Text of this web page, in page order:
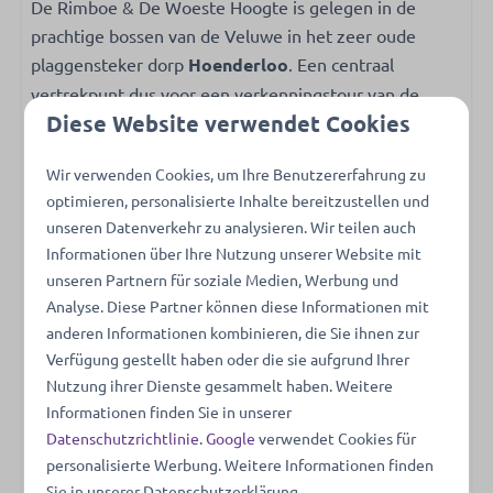
De Rimboe & De Woeste Hoogte is gelegen in de
prachtige bossen van de Veluwe in het zeer oude
plaggensteker dorp Hoenderloo. Een centraal
vertrekpunt dus voor een verkenningstour van de
omgeving. Voor wandelaars, fietsers en natuur- en
U wordtomringd door natuur , bossen en u kunt hier
in alle stilte het wild eens goed bekijken. Op nog geen
4 km afstand bevindt u zich al bij de ingang vanHet
Nationale Park De Hoge Veluwe
. Het Kröller-Müller
Museum en het Jachthuis Sint Hubertus zijn zeker het
bezoeken waard. Een dagje shoppen? Steden als
Apeldoorn en Ede zijn dichtbij en samen met de
kinderen vermaakt u zich uitstekend bij de
Julianatoren, De Apenheul of Burgers' Zoo.
De type-woningen zijn onderverdeeld in categorieën.
Diese Website verwendet Cookies
Wir verwenden Cookies, um Ihre Benutzererfahrung zu
optimieren, personalisierte Inhalte bereitzustellen und
unseren Datenverkehr zu analysieren. Wir teilen auch
Informationen über Ihre Nutzung unserer Website mit
unseren Partnern für soziale Medien, Werbung und
Analyse. Diese Partner können diese Informationen mit
anderen Informationen kombinieren, die Sie ihnen zur
Verfügung gestellt haben oder die sie aufgrund Ihrer
Nutzung ihrer Dienste gesammelt haben. Weitere
Informationen finden Sie in unserer
Datenschutzrichtlinie.Google verwendet Cookies für
personalisierte Werbung. Weitere Informationen finden